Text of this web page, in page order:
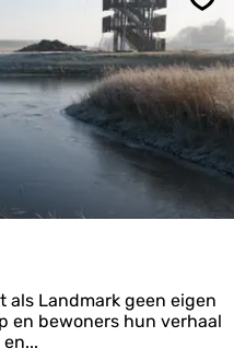
als Landmark geen eigen
en bewoners hun verhaal